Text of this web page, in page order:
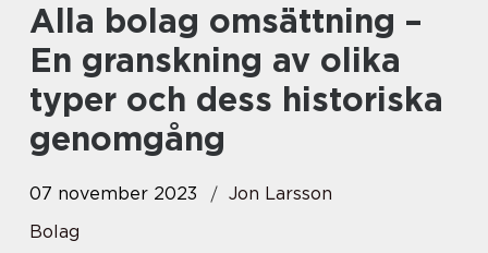
Alla bolag omsättning –
En granskning av olika
typer och dess historiska
genomgång
07 november 2023
Jon Larsson
Bolag